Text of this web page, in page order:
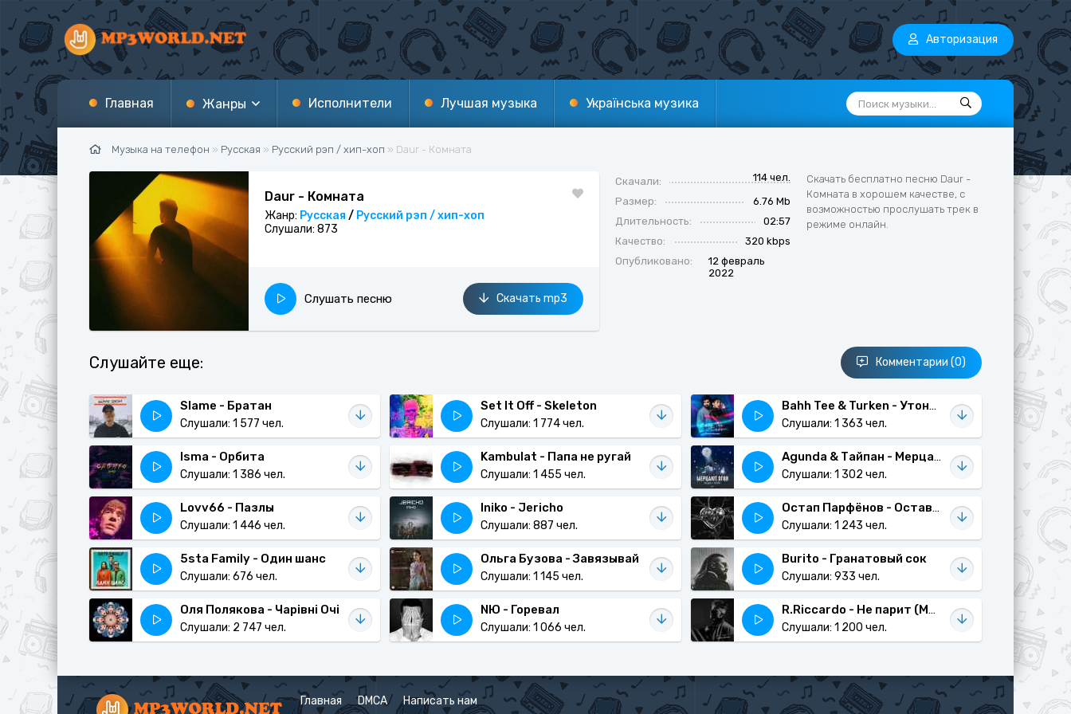
Музыка на телефон » Русская » Русский рэп / хип-хоп » Daur - Комната
Daur - Комната
Жанр: Русская / Русский рэп / хип-хоп
Слушали: 873
Слушать песню Скачать mp3
Скачали:
114 чел.
Размер:
6.76 Mb
Длительность:
02:57
Качество:
320 kbps
Опубликовано:
12 февраль
2022
Скачать бесплатно песню Daur -
Комната в хорошем качестве, с
возможностью прослушать трек в
режиме онлайн.
Слушайте еще: Комментарии (0)
Slame - Братан
Слушали: 1 577 чел.
Set It Off - Skeleton
Слушали: 1 774 чел.
Bahh Tee & Turken - Утонуть в твоих глазах
Слушали: 1 363 чел.
Isma - Орбита
Слушали: 1 386 чел.
Kambulat - Папа не ругай
Слушали: 1 455 чел.
Agunda & Тайпан - Мерцают огни
Слушали: 1 302 чел.
Lovv66 - Пазлы
Слушали: 1 446 чел.
Iniko - Jericho
Слушали: 887 чел.
Остап Парфёнов - Оставь меня в покое
Слушали: 1 243 чел.
5sta Family - Один шанс
Слушали: 676 чел.
Ольга Бузова - Завязывай
Слушали: 1 145 чел.
Burito - Гранатовый сок
Слушали: 933 чел.
Оля Полякова - Чарівні Очі
Слушали: 2 747 чел.
NЮ - Горевал
Слушали: 1 066 чел.
R.Riccardo - Не парит (Maligin x Viron Remix)
Слушали: 1 200 чел.
Авторизация
Главная Жанры
Русский поп
Зарубежный поп
Украинская музыка
Русский рэп / хип-хоп
Песни под гитару
Альтернатива / Инди
Ремиксы
Исполнители Лучшая музыка Українська музика
Главная DMCA Написать нам